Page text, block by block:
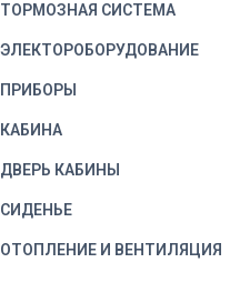
ТОРМОЗНАЯ СИСТЕМА
ЭЛЕКТОРОБОРУДОВАНИЕ
ПРИБОРЫ
КАБИНА
ДВЕРЬ КАБИНЫ
СИДЕНЬЕ
ОТОПЛЕНИЕ И ВЕНТИЛЯЦИЯ